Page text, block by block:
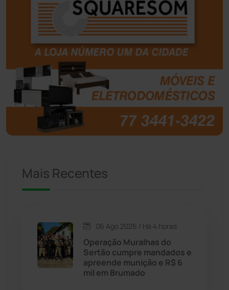
Bom Jesus da Lapa (505)
Boquira (152)
Botuporã
Brasil (7679)
Brumado (31951)
Caetanos
Candiba
Cândido Sales (120)
Mais Recentes
06 Ago 2026 / Há 4 horas
Operação Muralhas do
Sertão cumpre mandados e
apreende munição e R$ 6
mil em Brumado